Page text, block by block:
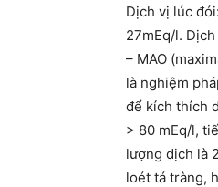
Dịch vị lúc
27mEq/l.
– MAO
là nghiệm
để kích thích
> 80 mEq/l,
lượng dịch là
loét tá tràng,